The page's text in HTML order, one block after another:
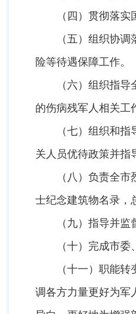
（四）贯彻落实国
（五）组织协调落
险等待遇保障工作。
（六）组织指导全
的伤病残军人相关工
（七）组织和指导
关人员优待政策并指
（八）负责全市烈
士纪念建筑物名录，
（九）指导并监督
（十）完成市委、
（十一）职能转变
调各方力量更好为军